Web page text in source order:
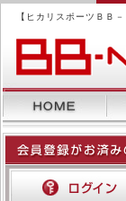
【ヒカリスポーツＢＢ